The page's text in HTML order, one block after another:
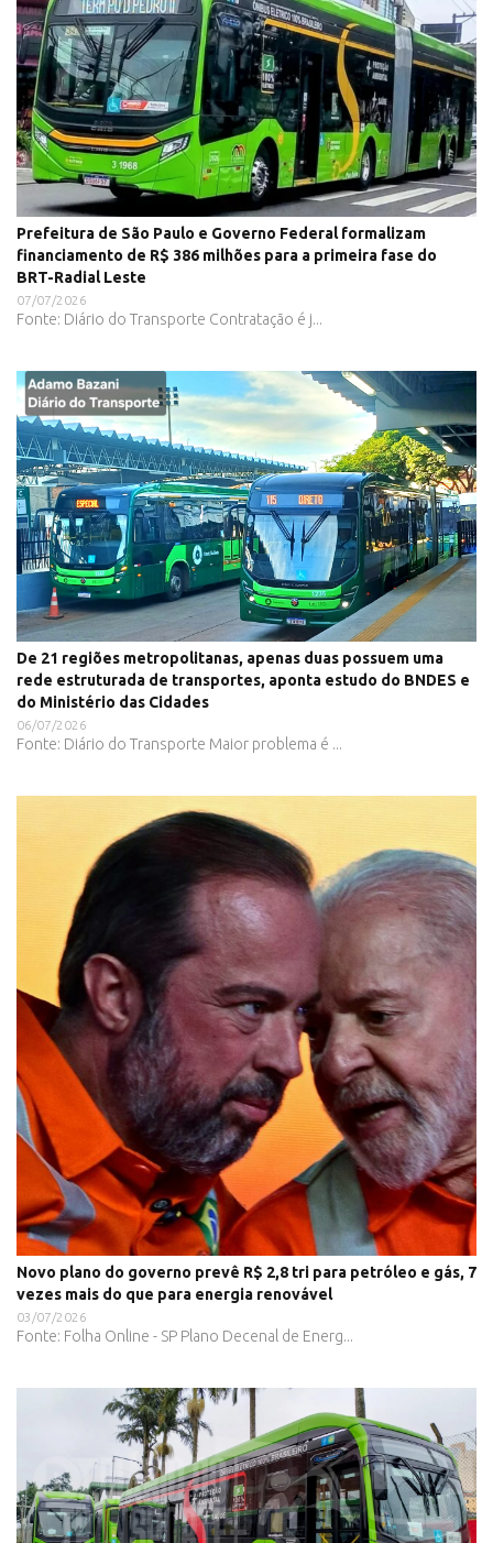
Prefeitura de São Paulo e Governo Federal formalizam
financiamento de R$ 386 milhões para a primeira fase do
BRT-Radial Leste
07/07/2026
Fonte: Diário do Transporte Contratação é j...
De 21 regiões metropolitanas, apenas duas possuem uma
rede estruturada de transportes, aponta estudo do BNDES e
do Ministério das Cidades
06/07/2026
Fonte: Diário do Transporte Maior problema é ...
Novo plano do governo prevê R$ 2,8 tri para petróleo e gás, 7
vezes mais do que para energia renovável
03/07/2026
Fonte: Folha Online - SP Plano Decenal de Energ...